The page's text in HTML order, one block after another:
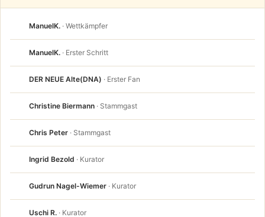
ManuelK. · Wettkämpfer
ManuelK. · Erster Schritt
DER NEUE Alte(DNA) · Erster Fan
Christine Biermann · Stammgast
Chris Peter · Stammgast
Ingrid Bezold · Kurator
Gudrun Nagel-Wiemer · Kurator
Uschi R. · Kurator